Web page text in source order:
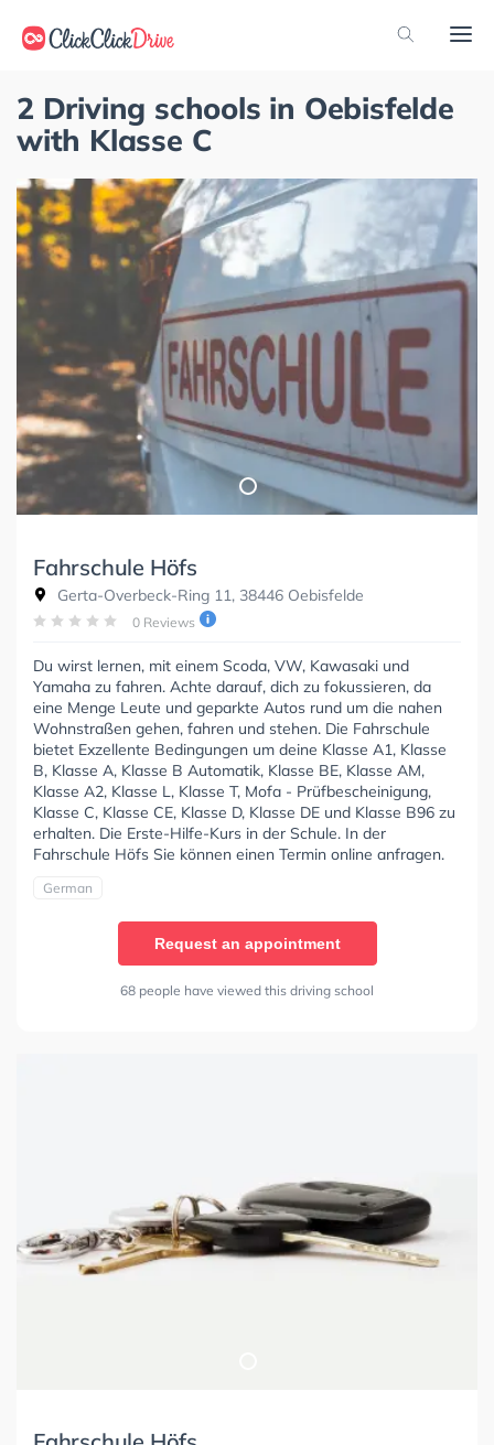
2 Driving schools in Oebisfelde
with Klasse C
Fahrschule Höfs
Gerta-Overbeck-Ring 11, 38446 Oebisfelde
0 Reviews
Du wirst lernen, mit einem Scoda, VW, Kawasaki und
Yamaha zu fahren. Achte darauf, dich zu fokussieren, da
eine Menge Leute und geparkte Autos rund um die nahen
Wohnstraßen gehen, fahren und stehen. Die Fahrschule
bietet Exzellente Bedingungen um deine Klasse A1, Klasse
B, Klasse A, Klasse B Automatik, Klasse BE, Klasse AM,
Klasse A2, Klasse L, Klasse T, Mofa - Prüfbescheinigung,
Klasse C, Klasse CE, Klasse D, Klasse DE und Klasse B96 zu
erhalten. Die Erste-Hilfe-Kurs in der Schule. In der
Fahrschule Höfs Sie können einen Termin online anfragen.
German
Request an appointment
68 people have viewed this driving school